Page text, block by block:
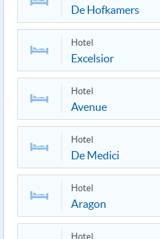
De Hofkamers
Hotel
Excelsior
Hotel
Avenue
Hotel
De Medici
Hotel
Aragon
Hotel